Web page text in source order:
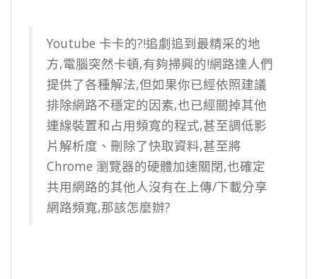
Youtube 卡卡的?!追劇追到最精采的地
方,電腦突然卡頓,有夠掃興的!網路達人們
提供了各種解法,但如果你已經依照建議
排除網路不穩定的因素,也已經關掉其他
連線裝置和占用頻寬的程式,甚至調低影
片解析度、刪除了快取資料,甚至將
Chrome 瀏覽器的硬體加速關閉,也確定
共用網路的其他人沒有在上傳/下載分享
網路頻寬,那該怎麼辦?